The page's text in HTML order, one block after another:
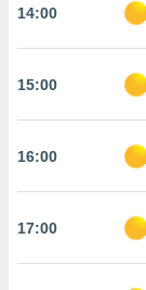
ni para
aunque
no
abono
14:00
15:00
16:00
17:00